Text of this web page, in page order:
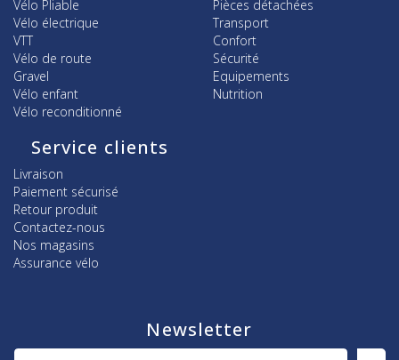
Vélo Pliable
Vélo électrique
VTT
Vélo de route
Gravel
Vélo enfant
Vélo reconditionné
Pièces détachées
Transport
Confort
Sécurité
Equipements
Nutrition
Service clients
Livraison
Paiement sécurisé
Retour produit
Contactez-nous
Nos magasins
Assurance vélo
Newsletter